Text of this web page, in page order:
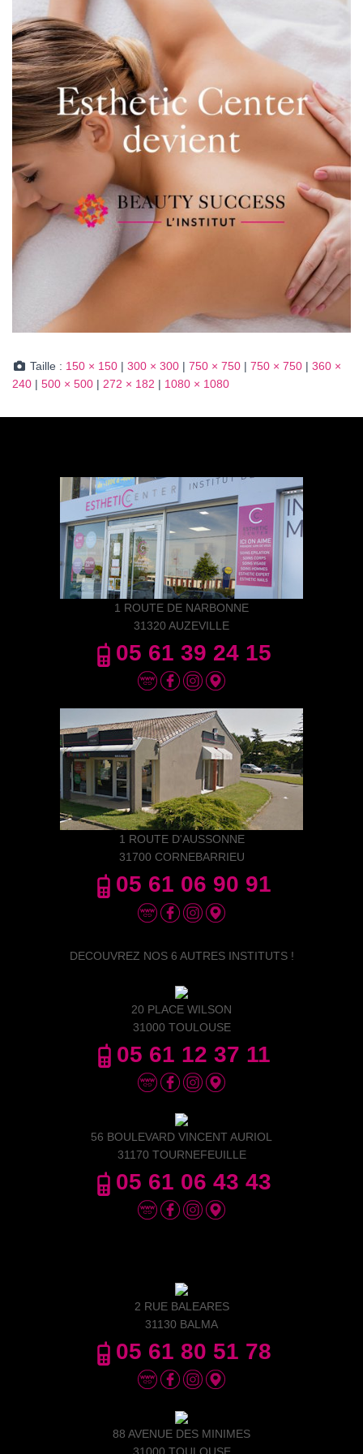
Taille : 150 × 150 | 300 × 300 | 750 × 750 | 750 × 750 | 360 ×
240 | 500 × 500 | 272 × 182 | 1080 × 1080
1 ROUTE DE NARBONNE
31320 AUZEVILLE
05 61 39 24 15
1 ROUTE D'AUSSONNE
31700 CORNEBARRIEU
05 61 06 90 91
DECOUVREZ NOS 6 AUTRES INSTITUTS !
20 PLACE WILSON
31000 TOULOUSE
05 61 12 37 11
56 BOULEVARD VINCENT AURIOL
31170 TOURNEFEUILLE
05 61 06 43 43
2 RUE BALEARES
31130 BALMA
05 61 80 51 78
88 AVENUE DES MINIMES